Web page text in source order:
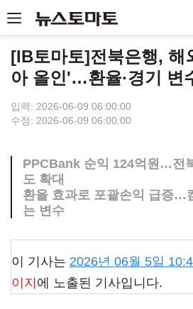
[IB토마토]전북은행, 해
아 올인'…환율·경기 변
입력: 2026-06-09 06:00:00
수정: 2026-06-09 06:00:00
PPCBank 순익 124억원…전
도 확대
환율 효과로 포괄손익 급증…
는 변수
이 기사는 2026년 06월 5일
이지 에 노출된 기사입니다.